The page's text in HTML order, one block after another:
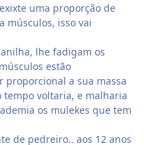
uma proporção de
músculos, isso vai
lhe fadigam os
estão
proporcional a sua massa
tempo voltaria, e malharia
os mulekes que tem
de pedreiro.. aos 12 anos